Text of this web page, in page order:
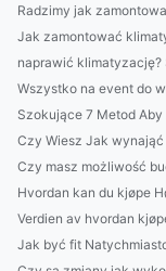
Radzimy jak
Jak zamontować
naprawić klimatyzację?
Wszystko na event do
Szokujące 7 Metod
Czy Wiesz Jak
Czy masz możliwość
Hvordan kan du kjøpe
Verdien av hvordan
Jak być fit